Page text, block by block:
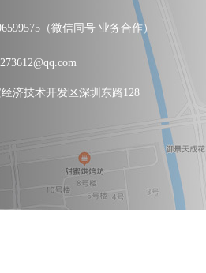
济技术开发区深圳东路128
（微信同号 业务合作）